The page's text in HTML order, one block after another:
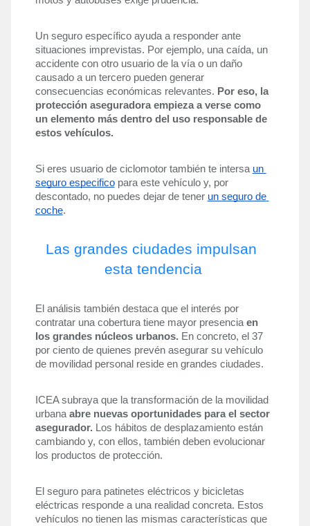
Un seguro específico ayuda a responder ante
situaciones imprevistas. Por ejemplo, una caída, un
accidente con otro usuario de la vía o un daño
causado a un tercero pueden generar
consecuencias económicas relevantes. Por eso, la
protección aseguradora empieza a verse como
un elemento más dentro del uso responsable de
estos vehículos.
Si eres usuario de ciclomotor también te intersa un
seguro especifico para este vehículo y, por
descontado, no puedes dejar de tener un seguro de
coche.
Las grandes ciudades impulsan
esta tendencia
El análisis también destaca que el interés por
contratar una cobertura tiene mayor presencia en
los grandes núcleos urbanos. En concreto, el 37
por ciento de quienes prevén asegurar su vehículo
de movilidad personal reside en grandes ciudades.
ICEA subraya que la transformación de la movilidad
urbana abre nuevas oportunidades para el sector
asegurador. Los hábitos de desplazamiento están
cambiando y, con ellos, también deben evolucionar
los productos de protección.
El seguro para patinetes eléctricos y bicicletas
eléctricas responde a una realidad concreta. Estos
vehículos no tienen las mismas características que